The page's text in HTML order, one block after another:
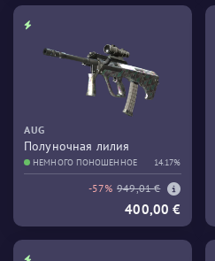
AUG
Полуночная лилия
НЕМНОГО ПОНОШЕННОЕ 14.17%
-57% 949,01 €
400,00 €